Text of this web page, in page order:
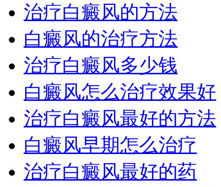
治疗白癜风的方法
白癜风的治疗方法
治疗白癜风多少钱
白癜风怎么治疗效果好
治疗白癜风最好的方法
白癜风早期怎么治疗
治疗白癜风最好的药